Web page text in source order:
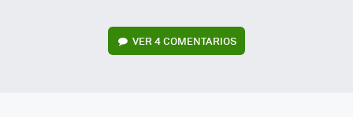
VER4 COMENTARIOS